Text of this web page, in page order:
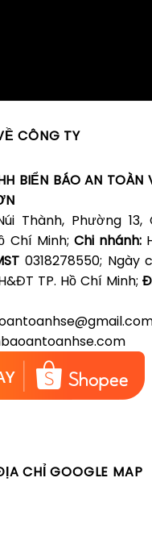
CÔNG TY
BIỂN BÁO AN TOÀN
Thành, Phường 13,
Chí Minh; Chi nhánh:
0318278550; Ngày
TP. Hồ Chí Minh;
CHỈ GOOGLE MAP